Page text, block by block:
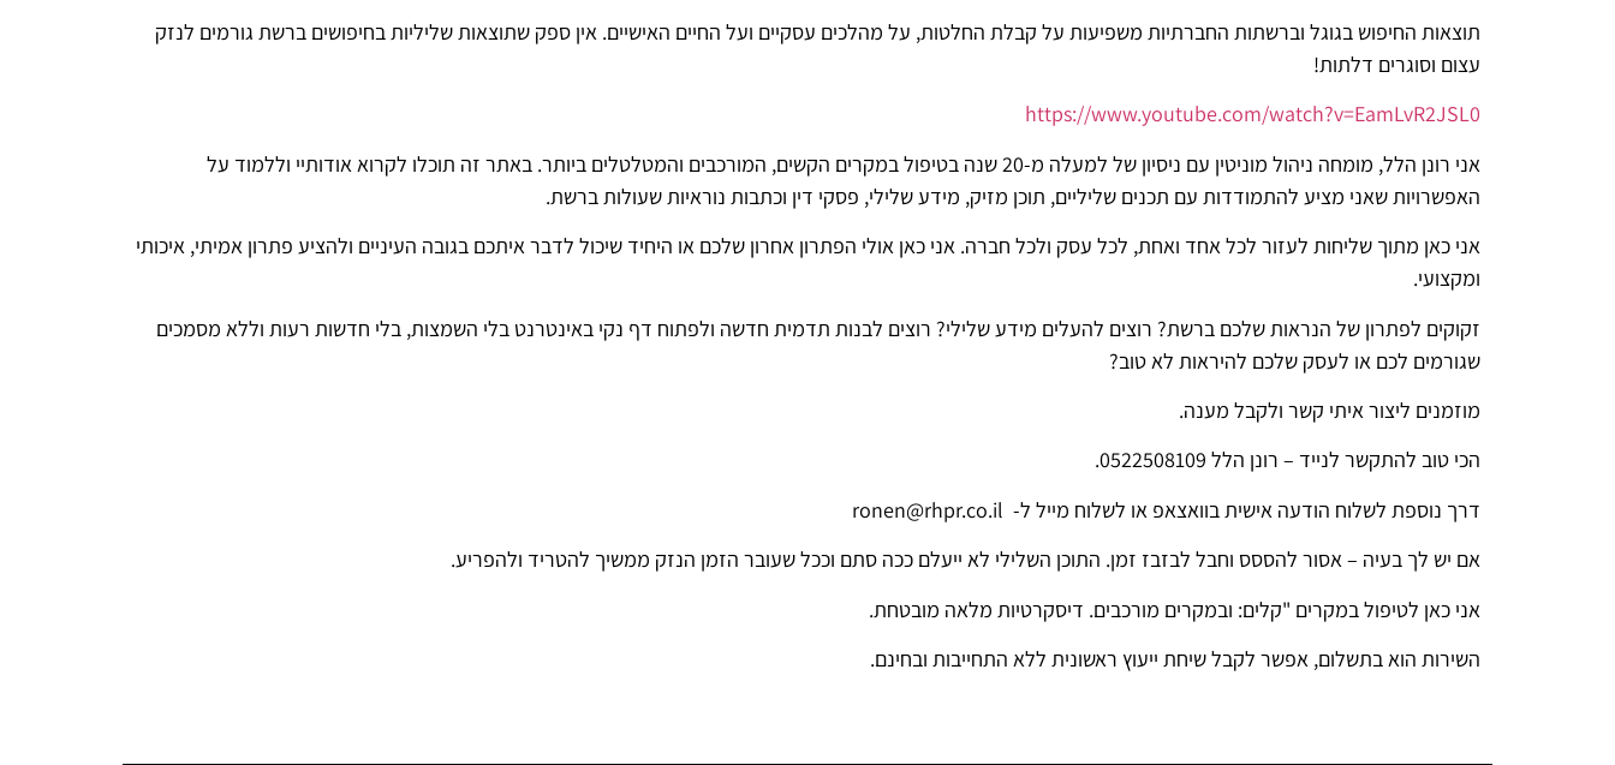
תוצאות החיפוש בגוגל וברשתות החברתיות משפיעות על קבלת החלטות, על מהלכים עסקיים ועל החיים האישיים. אין ספק שתוצאות שליליות בחיפושים ברשת גורמים לנזק
עצום וסוגרים דלתות!
https://www.youtube.com/watch?v=EamLvR2JSL0
אני רונן הלל, מומחה ניהול מוניטין עם ניסיון של למעלה מ-20 שנה בטיפול במקרים הקשים, המורכבים והמטלטלים ביותר. באתר זה תוכלו לקרוא אודותיי וללמוד על
האפשרויות שאני מציע להתמודדות עם תכנים שליליים, תוכן מזיק, מידע שלילי, פסקי דין וכתבות נוראיות שעולות ברשת.
אני כאן מתוך שליחות לעזור לכל אחד ואחת, לכל עסק ולכל חברה. אני כאן אולי הפתרון אחרון שלכם או היחיד שיכול לדבר איתכם בגובה העיניים ולהציע פתרון אמיתי, איכותי
ומקצועי.
זקוקים לפתרון של הנראות שלכם ברשת? רוצים להעלים מידע שלילי? רוצים לבנות תדמית חדשה ולפתוח דף נקי באינטרנט בלי השמצות, בלי חדשות רעות וללא מסמכים
שגורמים לכם או לעסק שלכם להיראות לא טוב?
מוזמנים ליצור איתי קשר ולקבל מענה.
הכי טוב להתקשר לנייד – רונן הלל 0522508109.
דרך נוספת לשלוח הודעה אישית בוואצאפ או לשלוח מייל ל- ronen@rhpr.co.il
אם יש לך בעיה – אסור להססס וחבל לבזבז זמן. התוכן השלילי לא ייעלם ככה סתם וככל שעובר הזמן הנזק ממשיך להטריד ולהפריע.
אני כאן לטיפול במקרים "קלים: ובמקרים מורכבים. דיסקרטיות מלאה מובטחת.
השירות הוא בתשלום, אפשר לקבל שיחת ייעוץ ראשונית ללא התחייבות ובחינם.